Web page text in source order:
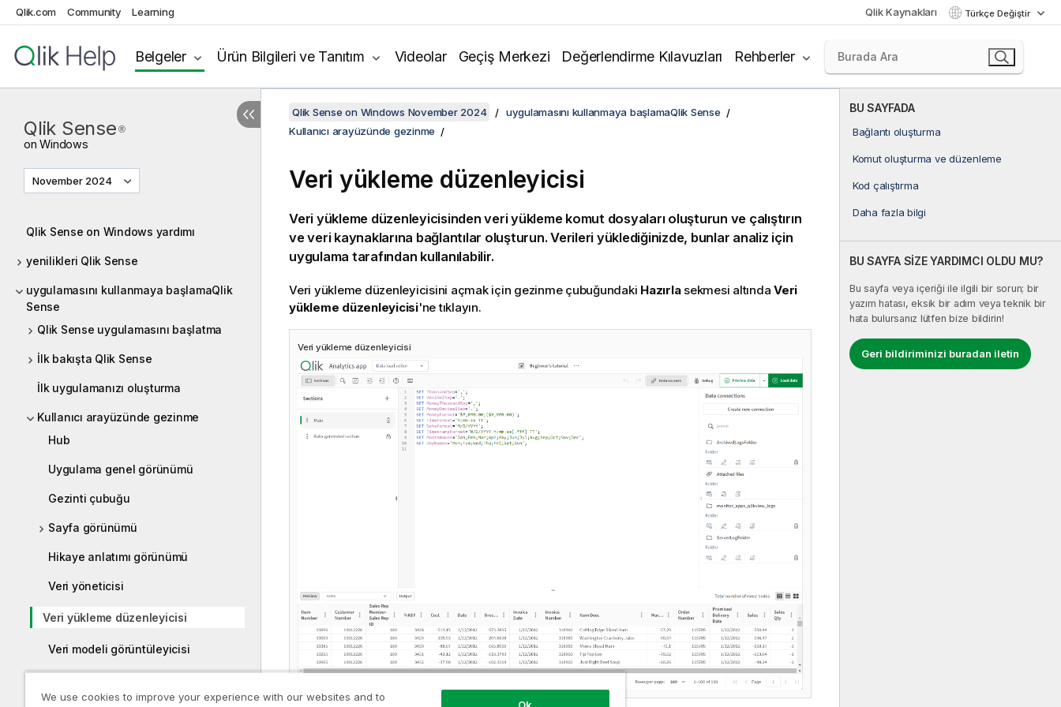
Qlik.com Community Learning Qlik Kaynakları Türkçe Değiştir
Belgeler Ürün Bilgileri ve Tanıtım Videolar Geçiş Merkezi Değerlendirme Kılavuzları Rehberler
Qlik Sense ®
onWindows
November 2024
Qlik Sense on Windows yardımı
yenilikleri Qlik Sense
uygulamasını kullanmaya başlamaQlik
Sense
Qlik Sense uygulamasını başlatma
İlk bakışta Qlik Sense
İlk uygulamanızı oluşturma
Kullanıcı arayüzünde gezinme
Hub
Uygulama genel görünümü
Gezinti çubuğu
Sayfa görünümü
Hikaye anlatımı görünümü
Veri yöneticisi
Veri yükleme düzenleyicisi
Veri modeli görüntüleyicisi
gezinti ve etkileşim
BU SAYFADA
Bağlantı oluşturma
Komut oluşturma ve düzenleme
Kod çalıştırma
Daha fazla bilgi
BU SAYFA SİZE YARDIMCI OLDU MU?
Bu sayfa veya içeriği ile ilgili bir sorun; bir
yazım hatası, eksik bir adım veya teknik bir
hata bulursanız lütfen bize bildirin!
Geri bildiriminizi buradan iletin
Qlik Sense on Windows November 2024
uygulamasını kullanmaya başlamaQlik Sense
Kullanıcı arayüzünde gezinme
Veri yükleme düzenleyicisi
Veri yükleme düzenleyicisinden veri yükleme komut dosyaları oluşturun ve çalıştırın
ve veri kaynaklarına bağlantılar oluşturun. Verileri yüklediğinizde, bunlar analiz için
uygulama tarafından kullanılabilir.
Veri yükleme düzenleyicisini açmak için gezinme çubuğundaki Hazırlasekmesi altında Veri
yükleme düzenleyicisi'ne tıklayın.
Veri yükleme düzenleyicisi
We use cookies to improve your experience with our websites and to